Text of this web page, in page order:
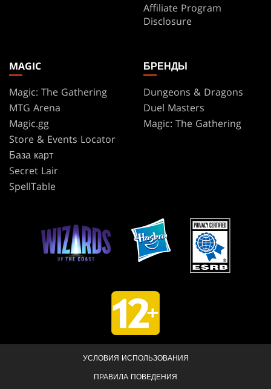
Affiliate Program
Disclosure
MAGIC
Magic: The Gathering
MTG Arena
Magic.gg
Store & Events Locator
База карт
Secret Lair
SpellTable
БРЕНДЫ
Dungeons & Dragons
Duel Masters
Magic: The Gathering
УСЛОВИЯ ИСПОЛЬЗОВАНИЯ
ПРАВИЛА ПОВЕДЕНИЯ